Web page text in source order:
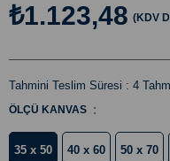
₺1.123,48 (KDV
Tahmini Teslim Süresi : 4
ÖLÇÜ KANVAS :
35 x 50 40 x 60 50 x 70